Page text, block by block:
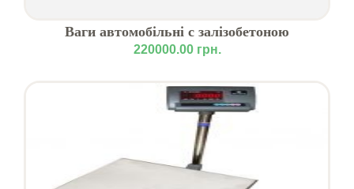
Ваги автомобільні с залізобетоною
платформою
220000.00 грн.